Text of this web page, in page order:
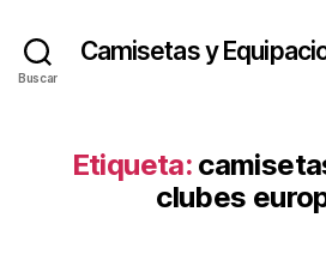
Buscar
Camisetas y
Etiqueta:
clubes